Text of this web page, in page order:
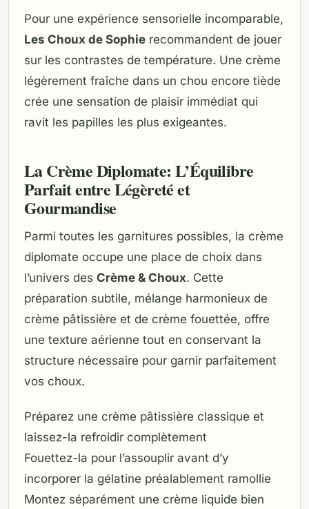
Pour une expérience sensorielle incomparable,
Les Choux de Sophie recommandent de jouer
sur les contrastes de température. Une crème
légèrement fraîche dans un chou encore tiède
crée une sensation de plaisir immédiat qui
ravit les papilles les plus exigeantes.
La Crème Diplomate: L’Équilibre
Parfait entre Légèreté et
Gourmandise
Parmi toutes les garnitures possibles, la crème
diplomate occupe une place de choix dans
l’univers des Crème & Choux. Cette
préparation subtile, mélange harmonieux de
crème pâtissière et de crème fouettée, offre
une texture aérienne tout en conservant la
structure nécessaire pour garnir parfaitement
vos choux.
Préparez une crème pâtissière classique et
laissez-la refroidir complètement
Fouettez-la pour l’assouplir avant d’y
incorporer la gélatine préalablement ramollie
Montez séparément une crème liquide bien